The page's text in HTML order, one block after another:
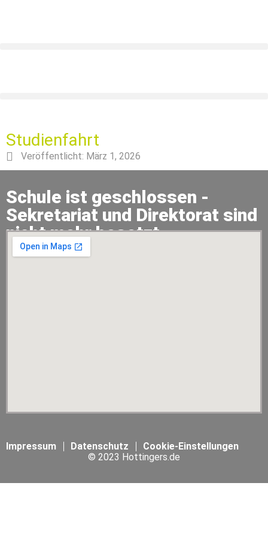
Studienfahrt
Veröffentlicht: März 1, 2026
Schule ist geschlossen -
Sekretariat und Direktorat sind
nicht mehr besetzt.
Impressum Datenschutz
Cookie-Einstellungen
© 2023 Hottingers.de